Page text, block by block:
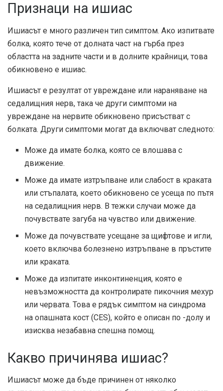
Признаци на ишиас
Ишиасът е много различен тип симптом. Ако изпитвате
болка, която тече от долната част на гърба през
областта на задните части и в долните крайници, това
обикновено е ишиас.
Ишиасът е резултат от увреждане или нараняване на
седалищния нерв, така че други симптоми на
увреждане на нервите обикновено присъстват с
болката. Други симптоми могат да включват следното:
Може да имате болка, която се влошава с
движение.
Може да имате изтръпване или слабост в краката
или стъпалата, което обикновено се усеща по пътя
на седалищния нерв. В тежки случаи може да
почувствате загуба на чувство или движение.
Може да почувствате усещане за щифтове и игли,
което включва болезнено изтръпване в пръстите
или краката.
Може да изпитате инконтиненция, която е
невъзможността да контролирате пикочния мехур
или червата. Това е рядък симптом на синдрома
на опашната кост (CES), който е описан по -долу и
изисква незабавна спешна помощ.
Какво причинява ишиас?
Ишиасът може да бъде причинен от няколко